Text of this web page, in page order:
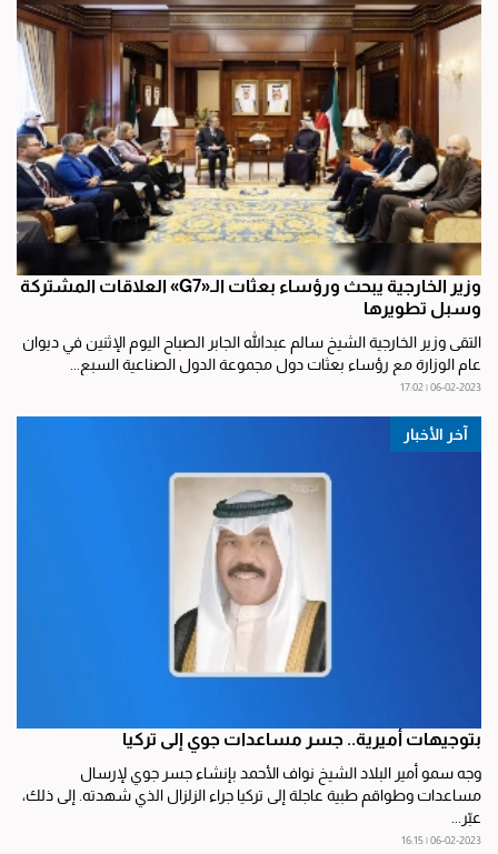
وزير الخارجية يبحث ورؤساء بعثات الـ«G7» العلاقات المشتركة
وسبل تطويرها
التقى وزير الخارجية الشيخ سالم عبدالله الجابر الصباح اليوم الإثنين في ديوان
عام الوزارة مع رؤساء بعثات دول مجموعة الدول الصناعية السبع...
06-02-2023 | 17:02
آخر الأخبار
بتوجيهات أميرية.. جسر مساعدات جوي إلى تركيا
وجه سمو أمير البلاد الشيخ نواف الأحمد بإنشاء جسر جوي لإرسال
مساعدات وطواقم طبية عاجلة إلى تركيا جراء الزلزال الذي شهدته. إلى ذلك،
عبّر...
06-02-2023 | 16:15